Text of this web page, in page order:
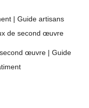
| Guide artisans
de second œuvre
œuvre | Guide